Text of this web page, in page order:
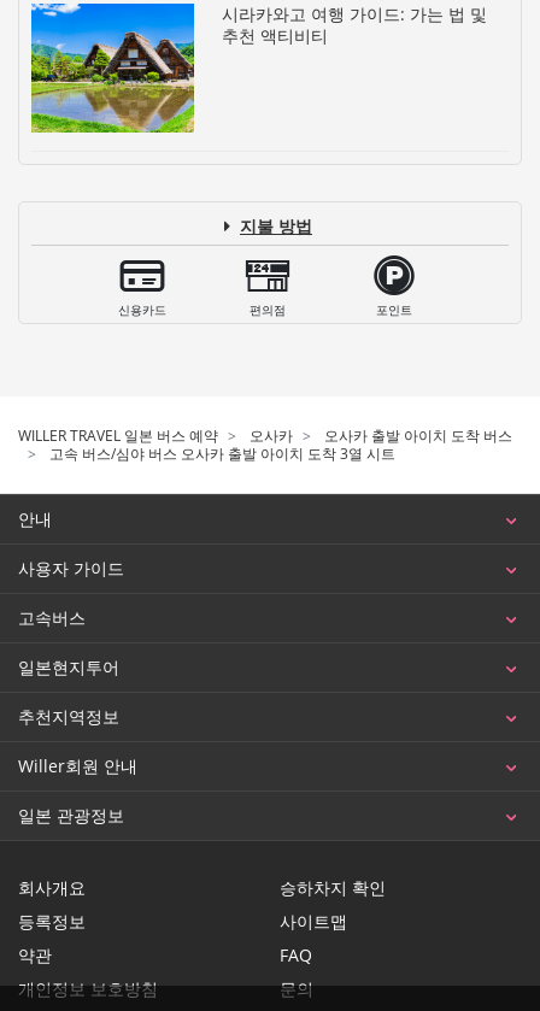
시라카와고 여행 가이드: 가는 법 및
추천 액티비티
지불 방법
신용카드 편의점 포인트
WILLER TRAVEL 일본 버스 예약 오사카
오사카 출발 아이치 도착 버스
고속 버스/심야 버스 오사카 출발 아이치 도착 3열 시트
안내
사용자 가이드
고속버스
일본현지투어
추천지역정보
Willer회원 안내
일본 관광정보
회사개요
등록정보
약관
개인정보 보호방침
승하차지 확인
사이트맵
FAQ
문의